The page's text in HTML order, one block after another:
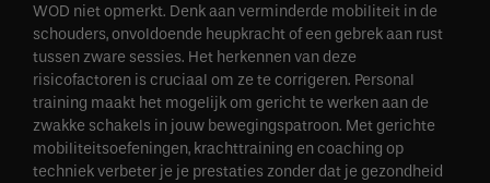
WOD niet opmerkt. Denk aan verminderde mobiliteit in de
schouders, onvoldoende heupkracht of een gebrek aan rust
tussen zware sessies. Het herkennen van deze
risicofactoren is cruciaal om ze te corrigeren. Personal
training maakt het mogelijk om gericht te werken aan de
zwakke schakels in jouw bewegingspatroon. Met gerichte
mobiliteitsoefeningen, krachttraining en coaching op
techniek verbeter je je prestaties zonder dat je gezondheid